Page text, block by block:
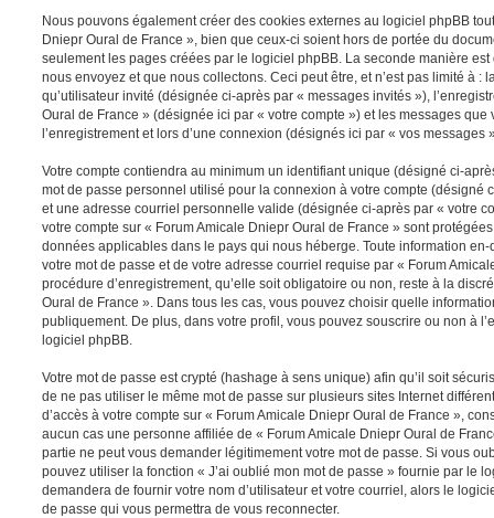
Nous pouvons également créer des cookies externes au logiciel phpBB
Dniepr Oural de France », bien que ceux-ci soient hors de portée du
seulement les pages créées par le logiciel phpBB. La seconde manière
nous envoyez et que nous collectons. Ceci peut être, et n’est pas limité à :
qu’utilisateur invité (désignée ci-après par « messages invités »),
Oural de France » (désignée ici par « votre compte ») et les messages que
l’enregistrement et lors d’une connexion (désignés ici par « vos messages
Votre compte contiendra au minimum un identifiant unique (désigné ci-
mot de passe personnel utilisé pour la connexion à votre compte (désigné
et une adresse courriel personnelle valide (désignée ci-après par « votre
votre compte sur « Forum Amicale Dniepr Oural de France » sont
données applicables dans le pays qui nous héberge. Toute information en-
votre mot de passe et de votre adresse courriel requise par « Forum
procédure d’enregistrement, qu’elle soit obligatoire ou non, reste à la
Oural de France ». Dans tous les cas, vous pouvez choisir quelle
publiquement. De plus, dans votre profil, vous pouvez souscrire ou non à
logiciel phpBB.
Votre mot de passe est crypté (hashage à sens unique) afin qu’il soit
de ne pas utiliser le même mot de passe sur plusieurs sites Internet
d’accès à votre compte sur « Forum Amicale Dniepr Oural de France »,
aucun cas une personne affiliée de « Forum Amicale Dniepr Oural de
partie ne peut vous demander légitimement votre mot de passe. Si vous
pouvez utiliser la fonction « J’ai oublié mon mot de passe » fournie par le
demandera de fournir votre nom d’utilisateur et votre courriel, alors le
de passe qui vous permettra de vous reconnecter.